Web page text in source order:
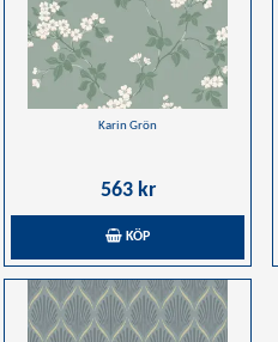
Karin Grön
563 kr
KÖP